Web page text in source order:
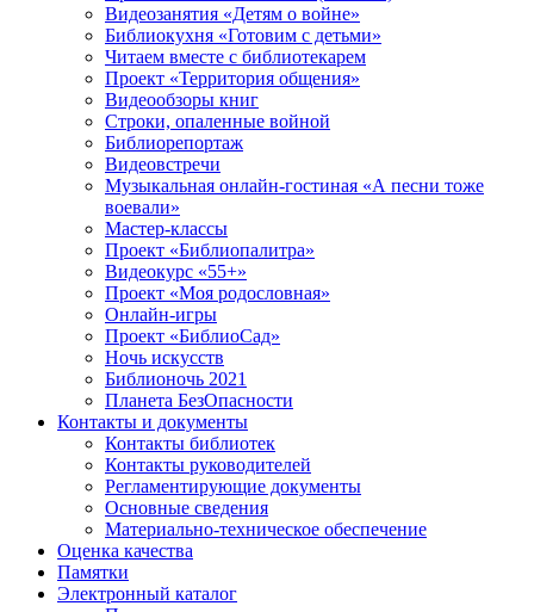
Видеозанятия «Детям о войне»
Библиокухня «Готовим с детьми»
Читаем вместе с библиотекарем
Проект «Территория общения»
Видеообзоры книг
Строки, опаленные войной
Библиорепортаж
Видеовстречи
Музыкальная онлайн-гостиная «А песни тоже
воевали»
Мастер-классы
Проект «Библиопалитра»
Видеокурс «55+»
Проект «Моя родословная»
Онлайн-игры
Проект «БиблиоСад»
Ночь искусств
Библионочь 2021
Планета БезОпасности
Контакты и документы
Контакты библиотек
Контакты руководителей
Регламентирующие документы
Основные сведения
Материально-техническое обеспечение
Оценка качества
Памятки
Электронный каталог